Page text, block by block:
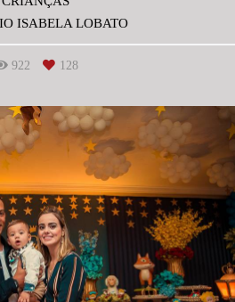
ISABELA LOBATO
922 128